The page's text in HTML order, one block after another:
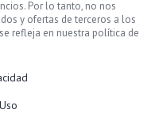
Por lo tanto, no nos
y ofertas de terceros a los
refleja en nuestra política de